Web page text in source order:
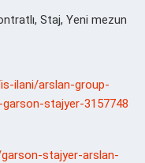
Staj, Yeni mezun
ilani/arslan-group-
stajyer-3157748
stajyer-arslan-